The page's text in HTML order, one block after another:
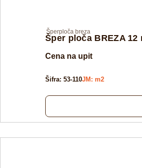
Šperploča breza
Šper ploča BREZA 12
Cena na upit
Šifra: 53-110JM: m2